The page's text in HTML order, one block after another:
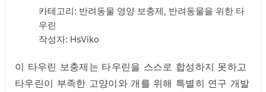
카테고리: 반려동물 영양 보충제, 반려동물을 위한 타
우린
작성자: HsViko
이 타우린 보충제는 타우린을 스스로 합성하지 못하고
타우린이 부족한 고양이와 개를 위해 특별히 연구 개발